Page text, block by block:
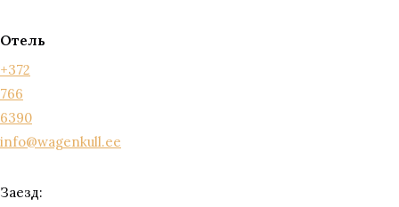
Отель
+372
766
6390
info@wagenkull.ee
Заезд: